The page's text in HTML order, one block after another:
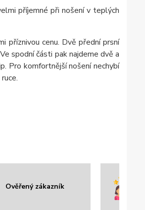
příjemné při nošení v teplých
příznivou cenu. Dvě přední prsní
spodní části pak najdeme dvě a
Pro komfortnější nošení nechybí
Ověřený zákazník